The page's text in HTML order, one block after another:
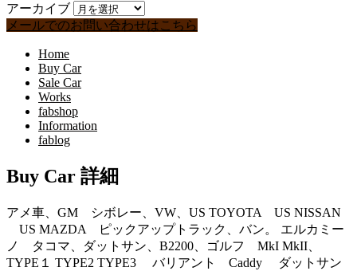
アーカイブ
メールでのお問い合わせはこちら
Home
Buy Car
Sale Car
Works
fabshop
Information
fablog
Buy Car 詳細
アメ車、GM シボレー、VW、US TOYOTA US NISSAN
US MAZDA ピックアップトラック、バン。 エルカミー
ノ タコマ、ダットサン、B2200、ゴルフ MkI MkII、
TYPE１ TYPE2 TYPE3 バリアント Caddy ダットサン